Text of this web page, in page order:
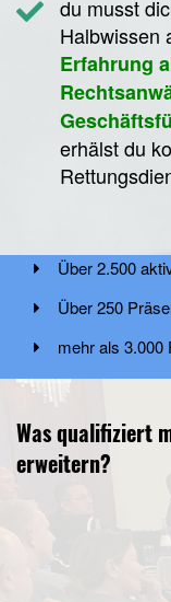
du musst
Halbwissen
Erfahrung
erhälst du
Über 2.500
Über 250
mehr als 3.000
Mehr als 2.000
Was qualifiziert